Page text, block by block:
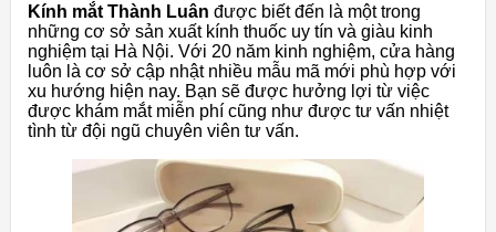
Kính mắt Thành Luân được biết đến là một trong
những cơ sở sản xuất kính thuốc uy tín và giàu kinh
nghiệm tại Hà Nội. Với 20 năm kinh nghiệm, cửa hàng
luôn là cơ sở cập nhật nhiều mẫu mã mới phù hợp với
xu hướng hiện nay. Bạn sẽ được hưởng lợi từ việc
được khám mắt miễn phí cũng như được tư vấn nhiệt
tình từ đội ngũ chuyên viên tư vấn.